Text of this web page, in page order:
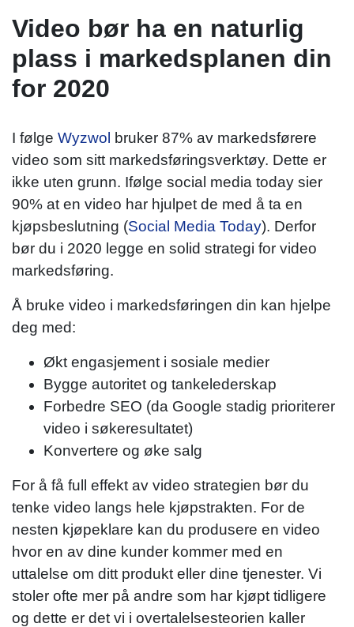
Video bør ha en naturlig
plass i markedsplanen din
for 2020
I følge Wyzwol bruker 87% av markedsførere
video som sitt markedsføringsverktøy. Dette er
ikke uten grunn. Ifølge social media today sier
90% at en video har hjulpet de med å ta en
kjøpsbeslutning (Social Media Today). Derfor
bør du i 2020 legge en solid strategi for video
markedsføring.
Å bruke video i markedsføringen din kan hjelpe
deg med:
Økt engasjement i sosiale medier
Bygge autoritet og tankelederskap
Forbedre SEO (da Google stadig prioriterer
video i søkeresultatet)
Konvertere og øke salg
For å få full effekt av video strategien bør du
tenke video langs hele kjøpstrakten. For de
nesten kjøpeklare kan du produsere en video
hvor en av dine kunder kommer med en
uttalelse om ditt produkt eller dine tjenester. Vi
stoler ofte mer på andre som har kjøpt tidligere
og dette er det vi i overtalelsesteorien kaller